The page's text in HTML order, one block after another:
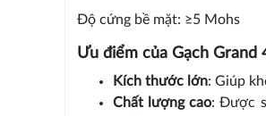
Độ cứng bề mặt: ≥5 Mohs
Ưu điểm của Gạch Grand
Kích thước lớn: Giúp
Chất lượng cao: Được